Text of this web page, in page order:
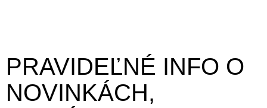
PRAVIDEĽNÉ INFO O
NOVINKÁCH,